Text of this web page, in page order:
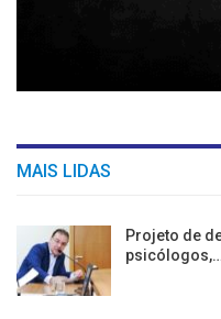
MAIS LIDAS
Projeto de
psicólogos,…